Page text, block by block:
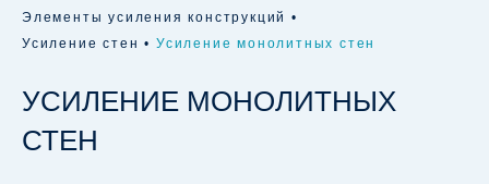
Элементы усиления конструкций
Усиление стен
Усиление монолитных стен
УСИЛЕНИЕ МОНОЛИТНЫХ
СТЕН